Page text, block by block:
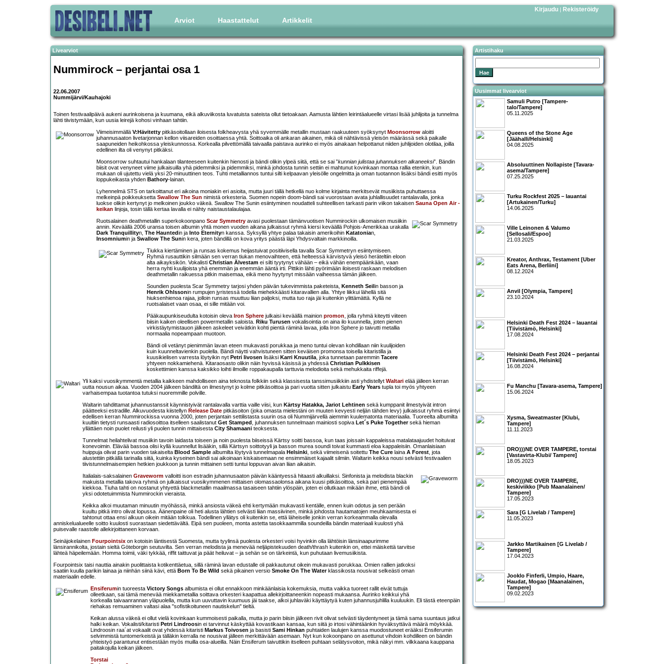
Arviot Haastattelut Artikkelit
Kirjaudu | Rekisteröidy
Livearviot
Nummirock – perjantai osa 1
22.06.2007
Nummijärvi/Kauhajoki
Toinen festivaalipäivä aukeni aurinkoisena ja kuumana, eikä alkuviikosta luvatuista sateista ollut tietoakaan. Aamusta lähtien leirintäalueelle virtasi lisää juhlijoita ja tunnelma
lähti tiivistymään, kun uusia leirejä kohosi vinhaan tahtiin.
Viimeisimmällä V:Hävitetty pitkäsoitollaan iloisesta folkheavysta yhä syvemmälle metallin mustaan raakuuteen syöksynyt Moonsorrow aloitti
juhannusaaton livetarjonnan kellon viisareiden osoittaessa yhtä. Soittoaika oli ankaran aikainen, mikä oli nähtävissä yleisön määrässä sekä paikalle
saapuneiden heikohkossa yleiskunnossa. Korkealla pilvettömällä taivaalla paistava aurinko ei myös ainakaan helpottanut niiden juhlijoiden olotilaa, joilla
edellinen ilta oli venynyt pitkäksi.
Moonsorrow suhtautui hankalaan tilanteeseen kuitenkin hienosti ja bändi olikin ylpeä siitä, että se sai ”kunnian julistaa juhannuksen alkaneeksi”. Bändin
biisit ovat venyneet viime julkaisuilla yhä pidemmiksi ja pidemmiksi, minkä johdosta tunnin settiin ei mahtunut kovinkaan montaa rallia etenkin, kun
mukaan oli ujutettu vielä yksi 20-minuuttinen teos. Tuhti metalliannos tuntui silti kelpaavan yleisölle ongelmitta ja oman tuotannon lisäksi bändi esitti myös
loppukeikasta yhden Bathory-lainan.
Lyhennelmä STS on tarkoittanut eri aikoina moniakin eri asioita, mutta juuri tällä hetkellä nuo kolme kirjainta merkitsevät musiikista puhuttaessa
melkeinpä poikkeuksetta Swallow The Sun nimistä orkesteria. Suomen nopein doom-bändi sai vuorostaan avata juhlallisuudet rantalavalla, jonka
luokse olikin kertynyt jo melkoinen joukko väkeä. Swallow The Sunin esiintyminen noudatteli suhteellisen tarkasti parin viikon takaisen Sauna Open Air -
keikan linjoja, tosin tällä kertaa lavalla ei nähty naistaustalaulajaa.
Ruotsalainen deathmetallin superkokoonpano Scar Symmetry avasi puolestaan tämänvuotisen Nummirockin ulkomaisen musiikin
annin. Keväällä 2006 uransa toisen albumin yhtä monen vuoden aikana julkaissut ryhmä kiersi keväällä Pohjois-Amerikkaa urakalla
Dark Tranquillityn, The Hauntedin ja Into Eternityn kanssa. Syksyllä yhtye palaa takaisin amerikoihin Katatonian,
Insomniumin ja Swallow The Sunin kera, joten bändillä on kova yritys päästä läpi Yhdysvaltain markkinoilla.
Tiukka kiertäminen ja runsas kokemus heijastuivat positiivisella tavalla Scar Symmetryn esiintymiseen.
Ryhmä rusauttikin silmään sen verran tiukan menovaihteen, että helteessä kärvistyvä yleisö heräteltiin eloon
alta aikayksikön. Vokalisti Christian Älvestam ei silti tyytynyt vähään – eikä vähän enempäänkään, vaan
herra nyhti kuulijoista yhä enemmän ja enemmän ääntä irti. Pittikin lähti pyörimään iloisesti raskaan melodisen
deathmetallin raikuessa pitkin maisemaa, eikä meno hyytynyt missään vaiheessa tämän jälkeen.
Soundien puolesta Scar Symmetry tarjosi yhden päivän tukevimmista paketeista, Kenneth Seil in basson ja
Henrik Ohlssonin rumpujen jyristessä todella miehekkäästi kitaravallien alla. Yhtye liikkui lähellä sitä
hiuksenhienoa rajaa, jolloin runsas muuttuu liian paljoksi, mutta tuo raja jäi kuitenkin ylittämättä. Kyllä ne
ruotsalaiset vaan osaa, ei sille mitään voi.
Pääkaupunkiseudulta kotoisin oleva Iron Sphere julkaisi keväällä mainion promon, jolla ryhmä kiteytti viiteen
biisin kaiken oleellisen powermetallin saloista. Riku Turusen vokalisointia on aina ilo kuunnella, joten pienen
virkistäytymistauon jälkeen askeleet veivätkin kohti pientä räminä lavaa, jolla Iron Sphere jo taivutti metallia
normaalia nopeampaan muotoon.
Bändi oli vetänyt pienimmän lavan eteen mukavasti porukkaa ja meno tuntui olevan kohdillaan niin kuulijoiden
kuin kuunneltavienkin puolella. Bändi näytti vahvistuneen sitten keväisen promonsa toisella kitaristilla ja
kuusikielisen varresta löytyikin nyt Petri Iivosen lisäksi Karri Knuutila, joka tunnetaan paremmin Tacere
yhtyeen nokkamiehenä. Kitaraosasto olikin näin hyvissä käsissä ja yhdessä Christian Pulkkisen
koskettimien kanssa kaksikko loihti ilmoille roppakaupalla tarttuvia melodioita sekä mehukkaita riffejä.
Yli kaksi vuosikymmentä metallia kaikkeen mahdolliseen aina teknosta folkkiin sekä klassisesta tanssimusiikkiin asti yhdistellyt Waltari elää jälleen kerran
uutta nousun aikaa. Vuoden 2004 jälkeen bändiltä on ilmestynyt jo kolme pitkäsoittoa ja pari vuotta sitten julkaistu Early Years tupla toi myös yhtyeen
varhaisempaa tuotantoa tutuksi nuoremmille polville.
Waltarin tahdittamat juhannustanssit käynnistyivät rantalavalla varttia vaille viisi, kun Kärtsy Hatakka, Jariot Lehtinen sekä kumppanit ilmestyivät intron
päätteeksi estradille. Alkuvuodesta kiistellyn Release Date pitkäsoiton (joka omasta mielestäni on muuten kevyesti neljän tähden levy) julkaissut ryhmä esiintyi
edellisen kerran Nummirockissa vuonna 2000, joten perjantain settilistasta suurin osa oli Nummijärvellä aiemmin kuulematonta materiaalia. Tuoreelta albumilta
kuultiin tietysti runsaasti radiosoittoa itselleen saalistanut Get Stamped , juhannuksen tunnelmaan mainiosti sopiva Let´s Puke Togethersekä hieman
yllättäen noin puolet reilusti yli puolen tunnin mittaisesta City Shamaani teoksesta.
Tunnelmat heilahtelivat musiikin tavoin laidasta toiseen ja noin puolesta biiseissä Kärtsy soitti bassoa, kun taas joissain kappaleissa matalataajuudet hoituivat
konevoimin. Elävää bassoa olisi kyllä kuunnellut lisääkin, sillä Kärtsyn soittotyyli ja basson murea soundi toivat kummasti eloa kappaleisiin. Omanlaisiaan
huippuja olivat parin vuoden takaiselta Blood Sample albumilta löytyvä tunnelmapala Helsinki, sekä viimeisenä soitettu The Cure laina A Forest, jota
alustettiin pitkällä tarinalla siitä, kuinka kyseinen bändi sai aikoinaan kiskaisemaan ne ensimmäiset kajaalit silmiin. Waltarin keikka nousi selvästi festivaalien
tiivistunnelmaisempien hetkien joukkoon ja tunnin mittainen setti tuntui loppuvan aivan liian aikaisin.
Italialais-saksalainen Graveworm valloitti ison estradin juhannusaaton päivän kääntyessä hitaasti alkuillaksi. Sinfonista ja melodista blackin
makuista metallia takova ryhmä on julkaissut vuosikymmenen mittaisen olomassaolonsa aikana kuusi pitkäsoittoa, sekä pari pienempää
kiekkoa. Tiuha tahti on nostanut yhtyettä blackmetallin maailmassa tasaiseen tahtiin ylöspäin, joten ei ollutkaan mikään ihme, että bändi oli
yksi odotetuimmista Nummirockin vieraista.
Keikka alkoi muutaman minuutin myöhässä, minkä ansiosta väkeä ehti kertymään mukavasti kentälle, ennen kuin odotus ja sen perään
kuultu pitkä intro olivat lopussa. Äänenpaine oli heti alusta lähtien selvästi liian massiivinen, minkä johdosta hautamatojen meuhkaamisesta ei
tahtonut ottaa ensi alkuun oikein mitään tolkkua. Todellinen yllätys oli kuitenkin se, että läheiselle jonkin verran korkeammalla olevalla
anniskelualueelle soitto kuulosti suorastaan siedettävältä. Eipä sen puoleen, monta astetta tasokkaammilla soundeilla bändin materiaali kuulosti yhä
puisevalle raastolle allekirjoittaneen korvaan.
Seinäjokelainen Fourpointsix on kotoisin läntisestä Suomesta, mutta tyylinsä puolesta orkesteri voisi hyvinkin olla lähtöisin länsinaapurimme
länsirannikolta, jostain sieltä Göteborgin seutuvilta. Sen verran melodista ja menevää neljäpistekuuden death/thrash kuitenkin on, ettei mäiskettä tarvitse
lähteä häpeilemään. Homma toimii, väki tykkää, riffit taittuvat ja päät heiluvat – ja sehän se on tärkeintä, kun puhutaan livemusiikista.
Fourpointsix taisi nauttia ainakin puolittaista kotikenttäetua, sillä räminä lavan edustalle oli pakkautunut oikein mukavasti porukkaa. Omien rallien jatkoksi
saatiin kuulla parikin lainaa ja niinhän siinä kävi, että Born To Be Wild sekä pikainen versio Smoke On The Waterklassikosta nousivat selkeästi oman
materiaalin edelle.
Ensiferumin tuoreesta Victory Songs albumista ei ollut ennakkoon minkäänlaisia kokemuksia, mutta vaikka tuoreet rallit eivät tuttuja
olleetkaan, sai tämä menevää miekkametallia soittava orkesteri kaapattua allekirjoittaneenkin nopeasti mukaansa. Aurinko keikkui yhä
korkealla taivaanrannan yläpuolella, mutta kun uuvuttavin kuumuus jäi taakse, alkoi juhlaväki käyttäytyä kuten juhannusjuhlilla kuuluukin. Eli tästä eteenpäin
riehakas remuaminen valtasi alaa "sofistikoituneen nautiskelun" tieltä.
Keikan alussa väkeä ei ollut vielä kovinkaan kummoisesti paikalla, mutta jo parin biisin jälkeen rivit olivat selvästi täydentyneet ja tämä sama suuntaus jatkui
halki keikan. Vokalisti/kitaristi Petri Lindroosin ei tarvinnut käskyttää kovastikaan kansaa, kun siitä jo irtosi vähintäänkin hyväksyttävä määrä möykkää.
Lindroosin raa´at vokaalit ovat yhdessä kitaristi Markus Toivosen ja basisti Sami Hinkan puhtaiden laulujen kanssa muodostuneet erääksi Ensiferumin
selvimmistä tuntomerkeistä ja tälläkin kerralla ne nousivat jälleen merkittävään asemaan. Nyt kun kokoonpano on asettunut vihdoin kohdilleen on bändin
yhteistyö parantunut entisestään myös muilla osa-alueilla. Näin Ensiferum taivuttikin itselleen puhtaan selätysvoiton, mikä näkyi mm. vilkkaana kauppana
paitakojulla keikan jälkeen.
Torstai
Artistihaku
Uusimmat livearviot
Samuli Putro [Tampere-
talo/Tampere]
05.11.2025
Queens of the Stone Age
[Jäähalli/Helsinki]
04.08.2025
Absoluuttinen Nollapiste [Tavara-
asema/Tampere]
07.25.2025
Turku Rockfest 2025 – lauantai
[Artukainen/Turku]
14.06.2025
Ville Leinonen & Valumo
[Sellosali/Espoo]
21.03.2025
Kreator, Anthrax, Testament [Uber
Eats Arena, Berliini]
08.12.2024
Anvil [Olympia, Tampere]
23.10.2024
Helsinki Death Fest 2024 – lauantai
[Tiivistämö, Helsinki]
17.08.2024
Helsinki Death Fest 2024 – perjantai
[Tiivistämö, Helsinki]
16.08.2024
Fu Manchu [Tavara-asema, Tampere]
15.06.2024
Xysma, Sweatmaster [Klubi,
Tampere]
11.11.2023
DRO)))NE OVER TAMPERE, torstai
[Vastavirta-Klubi/ Tampere]
18.05.2023
DRO)))NE OVER TAMPERE,
keskiviikko [Pub Maanalainen/
Tampere]
17.05.2023
Sara [G Livelab / Tampere]
11.05.2023
Jarkko Martikainen [G Livelab /
Tampere]
17.04.2023
Jooklo Finferli, Umpio, Haare,
Haudat, Mogao [Maanalainen,
Tampere]
09.02.2023